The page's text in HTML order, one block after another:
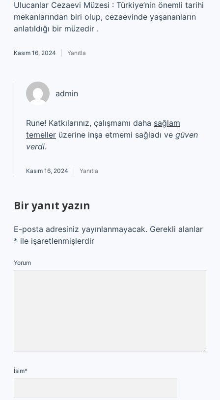
Ulucanlar Cezaevi Müzesi : Türkiye’nin önemli tarihi
mekanlarından biri olup, cezaevinde yaşananların
anlatıldığı bir müzedir .
Kasım 16, 2024 Yanıtla
admin
Rune! Katkılarınız, çalışmamı daha sağlam
temeller üzerine inşa etmemi sağladı ve güven
verdi.
Kasım 16, 2024 Yanıtla
Bir yanıt yazın
E-posta adresiniz yayınlanmayacak. Gerekli alanlar
* ile işaretlenmişlerdir
Yorum
İsim*